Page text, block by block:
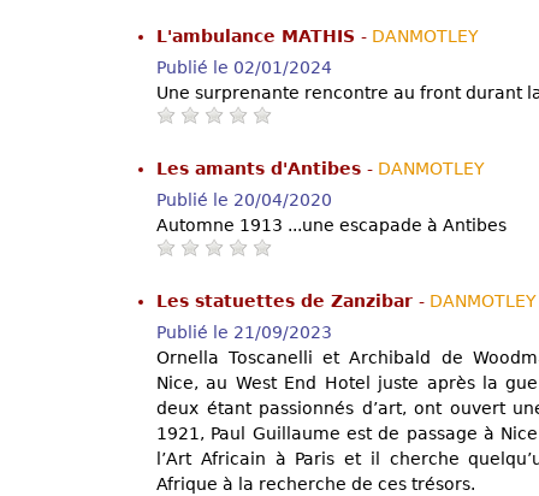
L'ambulance MATHIS - DANMOTLEY
Publié le 02/01/2024
Une surprenante rencontre au front durant
Les amants d'Antibes - DANMOTLEY
Publié le 20/04/2020
Automne 1913 ...une escapade à Antibes
Les statuettes de Zanzibar - DANMOTLEY
Publié le 21/09/2023
Ornella Toscanelli et Archibald de
Nice, au West End Hotel juste après la
deux étant passionnés d’art, ont ouvert
1921, Paul Guillaume est de passage à
l’Art Africain à Paris et il cherche
Afrique à la recherche de ces trésors.